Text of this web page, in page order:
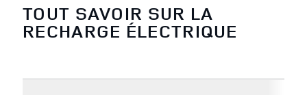
TOUT SAVOIR SUR LA
RECHARGE ÉLECTRIQUE